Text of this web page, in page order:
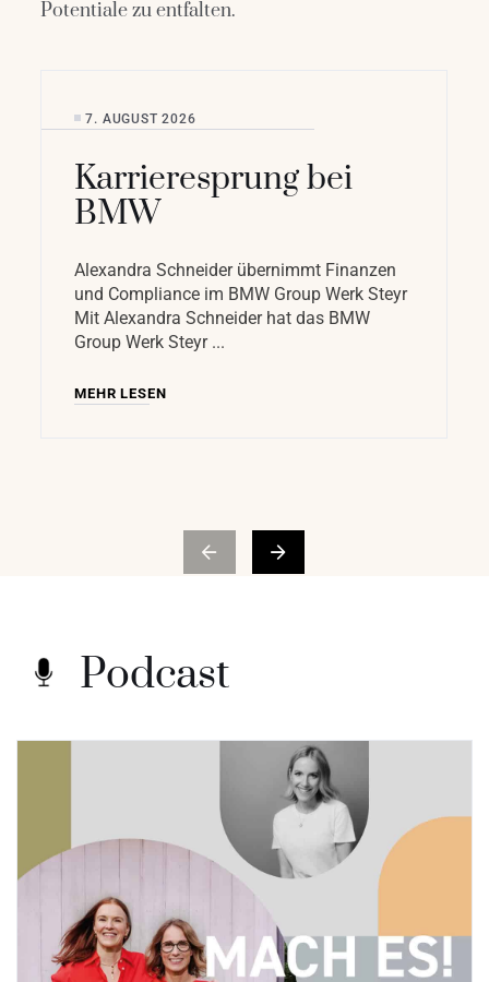
Potentiale zu entfalten.
Karrieresprung bei
BMW
Alexandra Schneider übernimmt Finanzen
und Compliance im BMW Group Werk Steyr
Mit Alexandra Schneider hat das BMW
Group Werk Steyr
7. AUGUST 2026
MEHR LESEN
Podcast